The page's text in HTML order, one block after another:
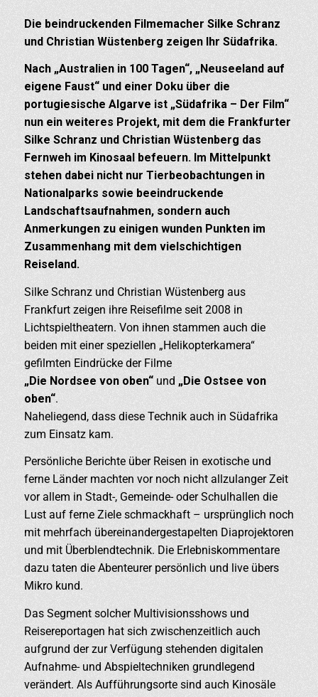
Die beindruckenden Filmemacher Silke Schranz
und Christian Wüstenberg zeigen Ihr Südafrika.
Nach „Australien in 100 Tagen“, „Neuseeland auf
eigene Faust“ und einer Doku über die
portugiesische Algarve ist „Südafrika – Der Film“
nun ein weiteres Projekt, mit dem die Frankfurter
Silke Schranz und Christian Wüstenberg das
Fernweh im Kinosaal befeuern. Im Mittelpunkt
stehen dabei nicht nur Tierbeobachtungen in
Nationalparks sowie beeindruckende
Landschaftsaufnahmen, sondern auch
Anmerkungen zu einigen wunden Punkten im
Zusammenhang mit dem vielschichtigen
Reiseland.
Silke Schranz und Christian Wüstenberg aus
Frankfurt zeigen ihre Reisefilme seit 2008 in
Lichtspieltheatern. Von ihnen stammen auch die
beiden mit einer speziellen „Helikopterkamera“
gefilmten Eindrücke der Filme
„Die Nordsee von oben“ und „Die Ostsee von
oben“.
Naheliegend, dass diese Technik auch in Südafrika
zum Einsatz kam.
Persönliche Berichte über Reisen in exotische und
ferne Länder machten vor noch nicht allzulanger Zeit
vor allem in Stadt-, Gemeinde- oder Schulhallen die
Lust auf ferne Ziele schmackhaft – ursprünglich noch
mit mehrfach übereinandergestapelten Diaprojektoren
und mit Überblendtechnik. Die Erlebniskommentare
dazu taten die Abenteurer persönlich und live übers
Mikro kund.
Das Segment solcher Multivisionsshows und
Reisereportagen hat sich zwischenzeitlich auch
aufgrund der zur Verfügung stehenden digitalen
Aufnahme- und Abspieltechniken grundlegend
verändert. Als Aufführungsorte sind auch Kinosäle